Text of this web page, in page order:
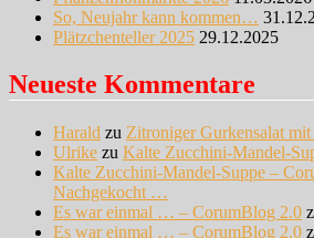
So, Neujahr kann kommen…
Plätzchenteller 2025 29.12.2025
Neueste Kommentare
Harald zu Zitroniger Gurkensalat
Ulrike zu Kalte Zucchini-Mandel-
Kalte Zucchini-Mandel-Suppe –
Nachgekocht …
Es war einmal … – CorumBlog 2.0
Es war einmal … – CorumBlog 2.0